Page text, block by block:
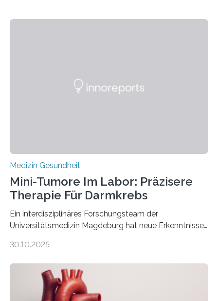
Medizin Gesundheit
Mini-Tumore Im Labor: Präzisere
Therapie Für Darmkrebs
Ein interdisziplinäres Forschungsteam der
Universitätsmedizin Magdeburg hat neue Erkenntnisse
behandelt werden kann. In ihrer aktuellen Studie,
Oncology, zeigen die Forschenden, dass Mini-Tumore
aus Gewebe von Patientinnen und Patienten –
sogenannte Organoide – genutzt werden können, um
30.10.2025